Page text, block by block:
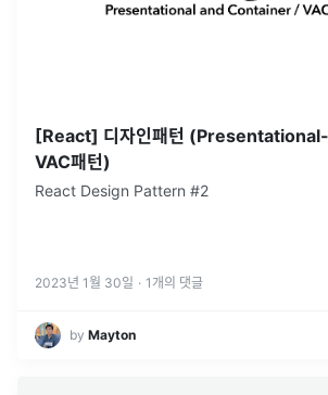
[React] 디자인패턴
VAC패턴)
React Design Pattern #2
2023년 1월 30일 · 1 개의 댓글
by Mayton